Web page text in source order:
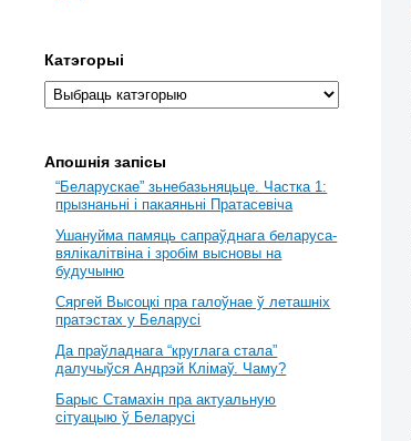
Катэгорыі
Апошнія запісы
“Беларускае” зьнебазьняцьце. Частка 1:
прызнаньні і пакаяньні Пратасевіча
Ушануйма памяць сапраўднага беларуса-
вялікалітвіна і зробім высновы на
будучыню
Сяргей Высоцкі пра галоўнае ў леташніх
пратэстах у Беларусі
Да праўладнага “круглага стала”
далучыўся Андрэй Клімаў. Чаму?
Барыс Стамахін пра актуальную
сітуацыю ў Беларусі